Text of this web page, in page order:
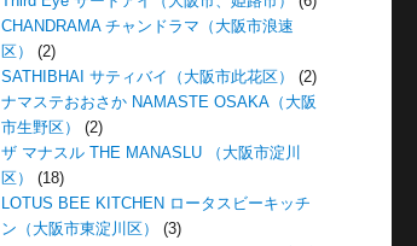
CHANDRAMA チャンドラマ（大阪市浪速
区）
(2)
SATHIBHAI サティバイ（大阪市此花区）
(2)
ナマステおおさか NAMASTE OSAKA（大阪
市生野区）
(2)
ザ マナスル THE MANASLU （大阪市淀川
区）
(18)
LOTUS BEE KITCHEN ロータスビーキッチ
ン（大阪市東淀川区）
(3)